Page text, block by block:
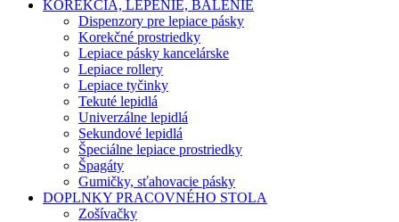
KOREKCIA, LEPENIE, BALENIE
Dispenzory pre lepiace pásky
Korekčné prostriedky
Lepiace pásky kancelárske
Lepiace rollery
Lepiace tyčinky
Tekuté lepidlá
Univerzálne lepidlá
Sekundové lepidlá
Špeciálne lepiace prostriedky
Špagáty
Gumičky, sťahovacie pásky
DOPLNKY PRACOVNÉHO STOLA
Zošívačky